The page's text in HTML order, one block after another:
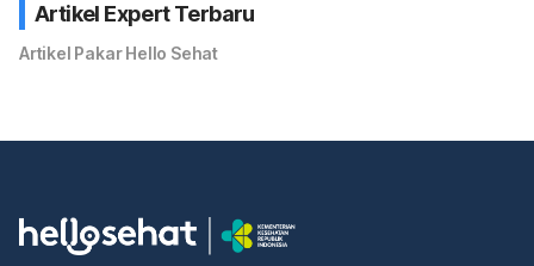
Artikel Expert Terbaru
Artikel Pakar Hello Sehat